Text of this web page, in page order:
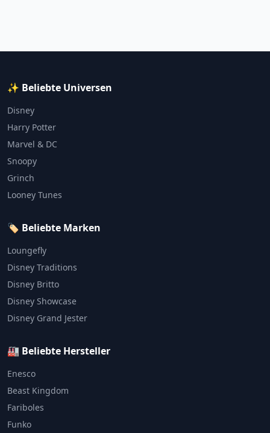
✨ Beliebte Universen
Disney
Harry Potter
Marvel & DC
Snoopy
Grinch
Looney Tunes
🏷️ Beliebte Marken
Loungefly
Disney Traditions
Disney Britto
Disney Showcase
Disney Grand Jester
🏭 Beliebte Hersteller
Enesco
Beast Kingdom
Fariboles
Funko